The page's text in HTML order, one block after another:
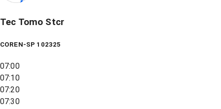
Tec Tomo Stcr
COREN-SP 102325
07:00
07:10
07:20
07:30